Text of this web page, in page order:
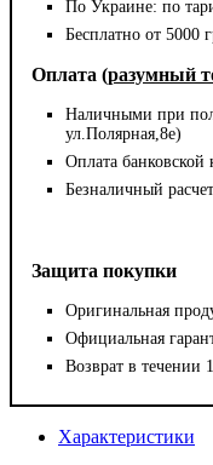
По Украине: по
Бесплатно от 5000
Оплата (разумный
Наличными при
ул.Полярная,8е)
Оплата банковской
Безналичный расчет
Защита покупки
Оригинальная
Официальная
Возврат в течении
Характеристики